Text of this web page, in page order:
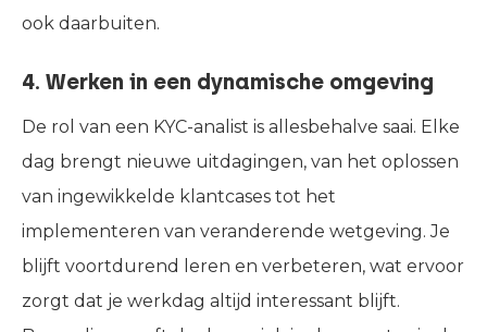
ook daarbuiten.
4. Werken in een dynamische omgeving
De rol van een KYC-analist is allesbehalve saai. Elke
dag brengt nieuwe uitdagingen, van het oplossen
van ingewikkelde klantcases tot het
implementeren van veranderende wetgeving. Je
blijft voortdurend leren en verbeteren, wat ervoor
zorgt dat je werkdag altijd interessant blijft.